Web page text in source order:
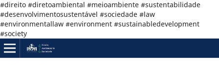
#direito #diretoambiental #meioambiente #sustentabilidade
#desenvolvimentosustentável #sociedade #law
#environmentallaw #environment #sustainabledevelopment
#society